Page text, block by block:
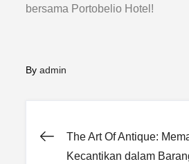
bersama Portobelio Hotel!
Byadmin
Post
The Art Of Antique:
Kecantikan dalam